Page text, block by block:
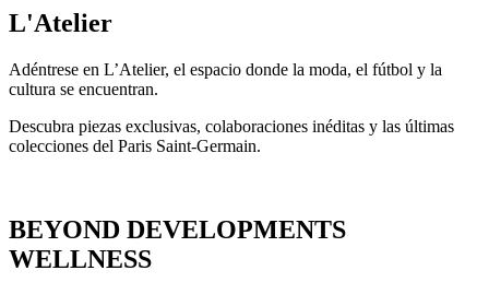
L'Atelier
Adéntrese en L’Atelier, el espacio donde la moda, el fútbol y la
cultura se encuentran.
Descubra piezas exclusivas, colaboraciones inéditas y las últimas
colecciones del Paris Saint-Germain.
BEYOND DEVELOPMENTS
WELLNESS